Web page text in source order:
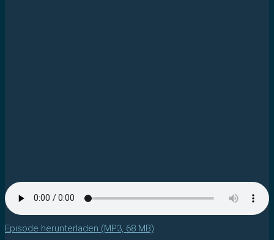
Episode herunterladen (MP3, 68 MB)